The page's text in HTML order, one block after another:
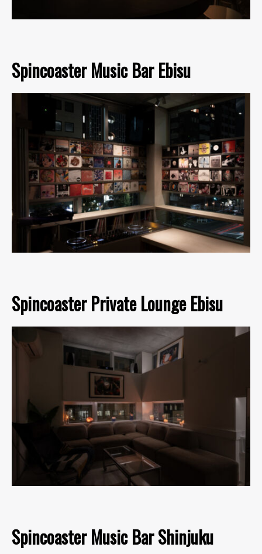
Spincoaster Music Bar Ebisu
Spincoaster Private Lounge Ebisu
Spincoaster Music Bar Shinjuku